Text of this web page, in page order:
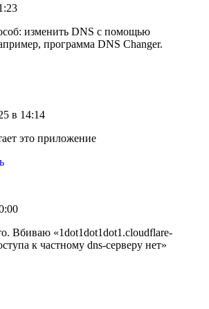
изменить DNS с помощью
программа DNS Changer.
в 14:14
это приложение
Вбиваю «1dot1dot1dot1.cloudflare-
к частному dns-серверу нет»